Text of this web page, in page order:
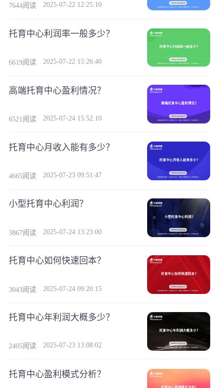
7644阅读 2025-07-22 12:25:10
托育中心利润率一般多少？
6619阅读 2025-07-22 15:26:40
高端托育中心盈利情况？
6521阅读 2025-07-24 15:52:10
托育中心月收入能有多少？
4665阅读 2025-07-23 09:51:47
小型托育中心利润？
3867阅读 2025-07-24 13:23:00
托育中心如何快速回本？
3043阅读 2025-07-24 09:20:15
托育中心年利润大概多少？
2405阅读 2025-07-23 13:08:02
托育中心盈利模式分析？